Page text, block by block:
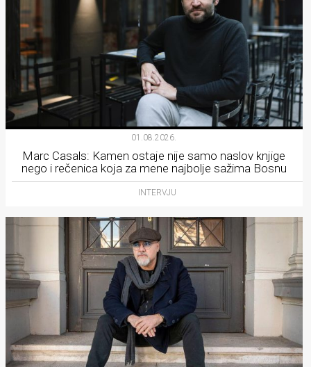
01.08.2026.
Marc Casals: Kamen ostaje nije samo naslov knjige
nego i rečenica koja za mene najbolje sažima Bosnu
INTERVJU